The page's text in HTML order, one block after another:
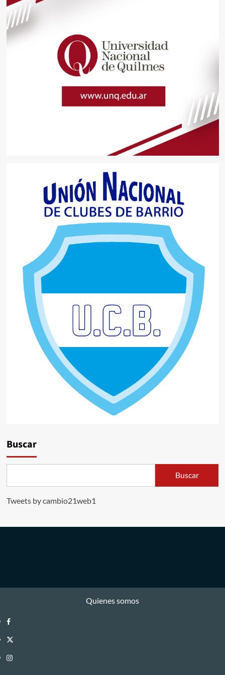
Buscar
Buscar
Tweets by cambio21web1
Quienes somos
Facebook
Twitter
Instagram